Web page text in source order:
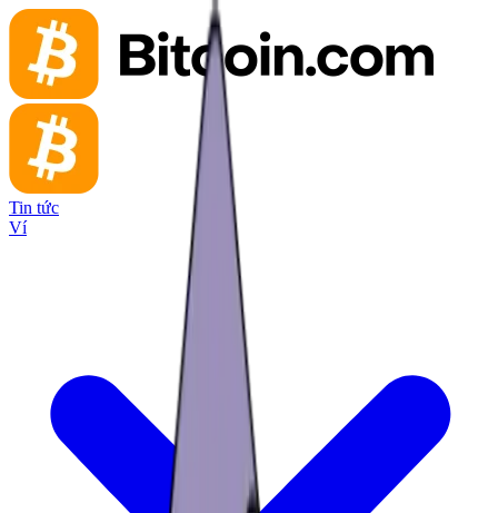
Tin tức
Ví